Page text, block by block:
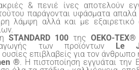
& πενιέ ίνες αποτελούν
παράγονται υφάσματα
λάμψη αλλά και με
STANDARD 100της OEKO-TEX®
των προϊόντων Le
ουσίες επιβλαβείς για τον άνθρωπο
®. Η πιστοποίηση εγγυάται